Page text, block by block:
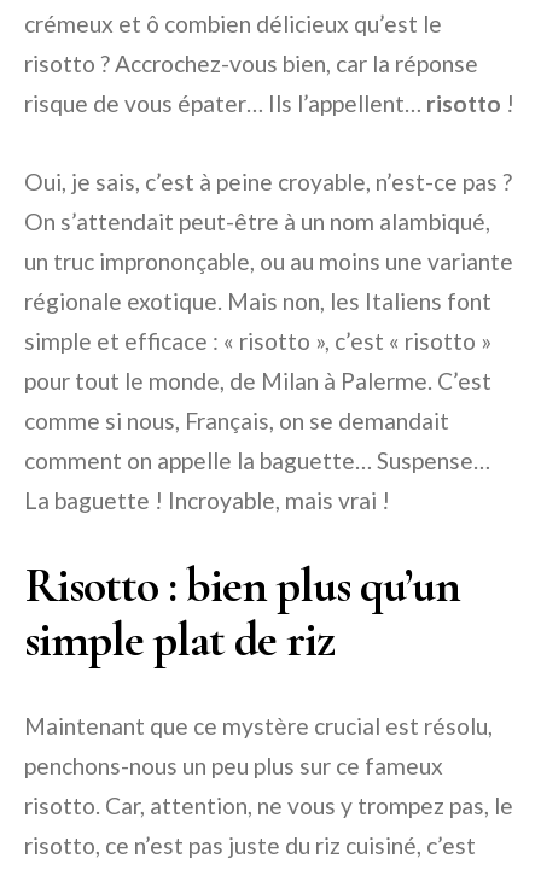
crémeux et ô combien délicieux qu’est le
risotto ? Accrochez-vous bien, car la réponse
risque de vous épater… Ils l’appellent… risotto !
Oui, je sais, c’est à peine croyable, n’est-ce pas ?
On s’attendait peut-être à un nom alambiqué,
un truc imprononçable, ou au moins une variante
régionale exotique. Mais non, les Italiens font
simple et efficace : « risotto », c’est « risotto »
pour tout le monde, de Milan à Palerme. C’est
comme si nous, Français, on se demandait
comment on appelle la baguette… Suspense…
La baguette ! Incroyable, mais vrai !
Risotto : bien plus qu’un
simple plat de riz
Maintenant que ce mystère crucial est résolu,
penchons-nous un peu plus sur ce fameux
risotto. Car, attention, ne vous y trompez pas, le
risotto, ce n’est pas juste du riz cuisiné, c’est